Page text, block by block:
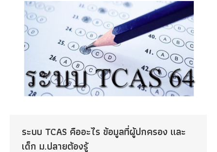
ระบบ TCAS คืออะไร ข้อมูลที่ผู้ปกครอง และ
เด็ก ม.ปลายต้องรู้